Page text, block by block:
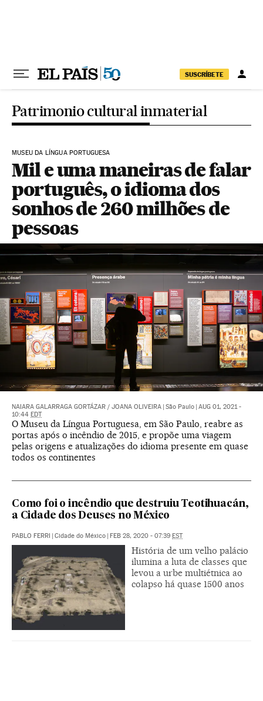
SUSCRÍBETE
Patrimonio cultural inmaterial
MUSEU DA LÍNGUA PORTUGUESA
Mil e uma maneiras de falar
português, o idioma dos
sonhos de 260 milhões de
pessoas
NAIARA GALARRAGA GORTÁZAR / JOANA OLIVEIRA São Paulo AUG 01, 2021 -
10:44 EDT
O Museu da Língua Portuguesa, em São Paulo, reabre as
portas após o incêndio de 2015, e propõe uma viagem
pelas origens e atualizações do idioma presente em quase
todos os continentes
Como foi o incêndio que destruiu Teotihuacán,
a Cidade dos Deuses no México
PABLO FERRI Cidade do México FEB 28, 2020 - 07:39 EST
História de um velho palácio
ilumina a luta de classes que
levou a urbe multiétnica ao
colapso há quase 1500 anos